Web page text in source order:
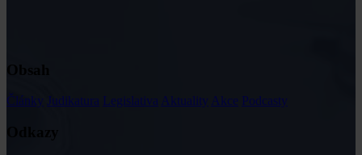
Články Judikatura Legislativa Aktuality Akce Podcasty